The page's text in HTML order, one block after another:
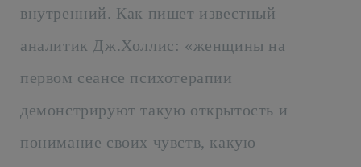
внутренний. Как пишет известный
аналитик Дж.Холлис: «женщины на
первом сеансе психотерапии
демонстрируют такую открытость и
понимание своих чувств, какую